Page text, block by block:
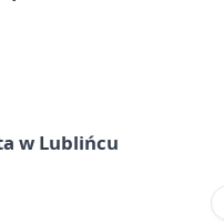
w Lublińcu